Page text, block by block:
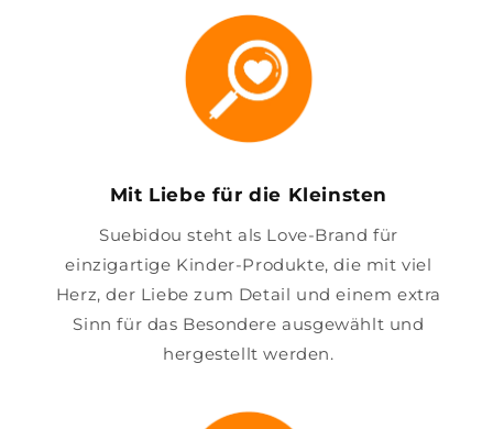
Mit Liebe für die Kleinsten
Suebidou steht als Love-Brand für
einzigartige Kinder-Produkte, die mit viel
Herz, der Liebe zum Detail und einem extra
Sinn für das Besondere ausgewählt und
hergestellt werden.